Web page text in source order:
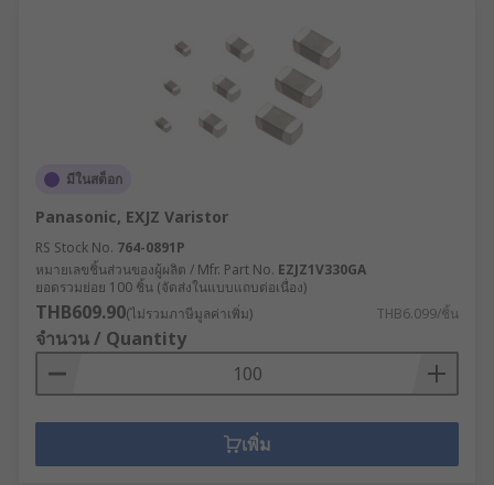
between circuits quickly and are often used in
the building and automotive industries.
มีในสต็อก
Panasonic, EXJZ Varistor
RS Stock No. 764-0891P
หมายเลขชิ้นส่วนของผู้ผลิต / Mfr. Part No. EZJZ1V330GA
ยอดรวมย่อย 100 ชิ้น (จัดส่งในแบบแถบต่อเนื่อง)
THB609.90(ไม่รวมภาษีมูลค่าเพิ่ม) THB6.099/ชิ้น
จำนวน / Quantity
เพิ่ม